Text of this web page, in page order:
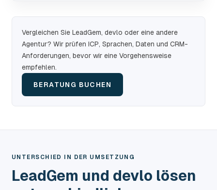
Vergleichen Sie LeadGem, devlo oder eine andere
Agentur? Wir prüfen ICP, Sprachen, Daten und CRM-
Anforderungen, bevor wir eine Vorgehensweise
empfehlen.
BERATUNG BUCHEN
UNTERSCHIED IN DER UMSETZUNG
LeadGem und devlo lösen